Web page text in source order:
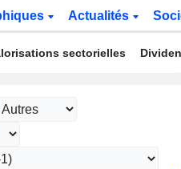
Actualités
sectorielles